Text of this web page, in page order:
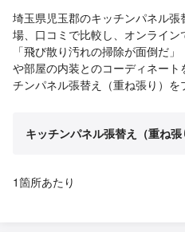
埼玉県児玉郡のキッチンパネル
場、口コミで比較し、オンライン
「飛び散り汚れの掃除が面倒だ
や部屋の内装とのコーディネー
チンパネル張替え（重ね張り）を
キッチンパネル張替え（重ね
1箇所あたり